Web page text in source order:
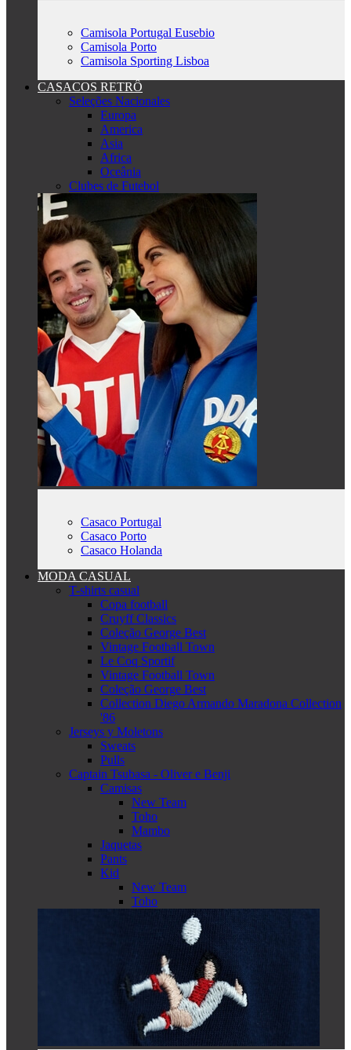
Camisola Portugal Eusebio
Camisola Porto
Camisola Sporting Lisboa
CASACOS RETRÔ
Seleções Nacionales
Europa
America
Asia
Africa
Oceânia
Clubes de Futebol
Casaco Portugal
Casaco Porto
Casaco Holanda
MODA CASUAL
T-shirts casual
Copa football
Cruyff Classics
Coleção George Best
Vintage Football Town
Le Coq Sportif
Vintage Football Town
Coleção George Best
Collection Diego Armando Maradona Collection
'86
Jerseys y Moletons
Sweats
Pulls
Captain Tsubasa - Oliver e Benji
Camisas
New Team
Toho
Mambo
Jaquetas
Pants
Kid
New Team
Toho